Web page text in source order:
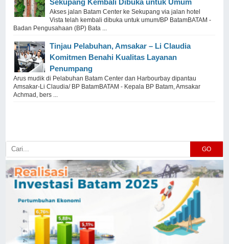
Sekupang Kembali Dibuka untuk Umum
Akses jalan Batam Center ke Sekupang via jalan hotel
Vista telah kembali dibuka untuk umum/BP BatamBATAM -
Badan Pengusahaan (BP) Bata ...
Tinjau Pelabuhan, Amsakar – Li Claudia
Komitmen Benahi Kualitas Layanan
Penumpang
Arus mudik di Pelabuhan Batam Center dan Harbourbay dipantau
Amsakar-Li Claudia/ BP BatamBATAM - Kepala BP Batam, Amsakar
Achmad, bers ...
GO